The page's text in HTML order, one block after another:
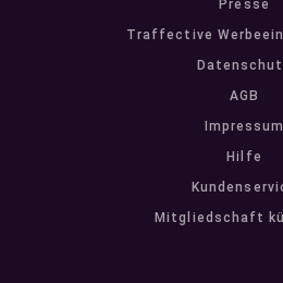
Presse
Traffective
AGB
Impressum
Hilfe
Mitgliedschaft